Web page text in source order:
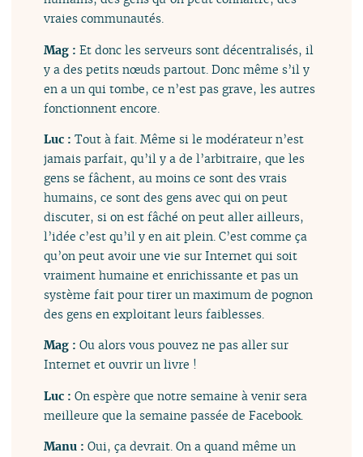
vraies communautés.
Mag :Et donc les serveurs sont décentralisés, il
y a des petits nœuds partout. Donc même s’il y
en a un qui tombe, ce n’est pas grave, les autres
fonctionnent encore.
Luc :Tout à fait. Même si le modérateur n’est
jamais parfait, qu’il y a de l’arbitraire, que les
gens se fâchent, au moins ce sont des vrais
humains, ce sont des gens avec qui on peut
discuter, si on est fâché on peut aller ailleurs,
l’idée c’est qu’il y en ait plein. C’est comme ça
qu’on peut avoir une vie sur Internet qui soit
vraiment humaine et enrichissante et pas un
système fait pour tirer un maximum de pognon
des gens en exploitant leurs faiblesses.
Mag :Ou alors vous pouvez ne pas aller sur
Internet et ouvrir un livre !
Luc :On espère que notre semaine à venir sera
meilleure que la semaine passée de Facebook.
Manu :Oui, ça devrait. On a quand même un